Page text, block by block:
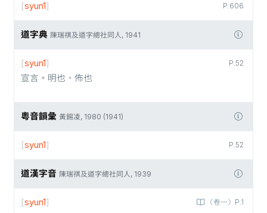
P.606
[syun1]
道字典 陳瑞祺及道字總社同人, 1941
P.52
[syun1]
宣言。明也，佈也
粵音韻彙 黃錫凌, 1980 (1941)
P.52
[syun1]
道漢字音 陳瑞祺及道字總社同人, 1939
〈卷一〉P.1
[syun1]